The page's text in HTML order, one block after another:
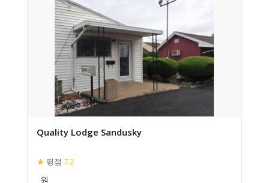
Quality Lodge Sandusky
★ 평점 7.2